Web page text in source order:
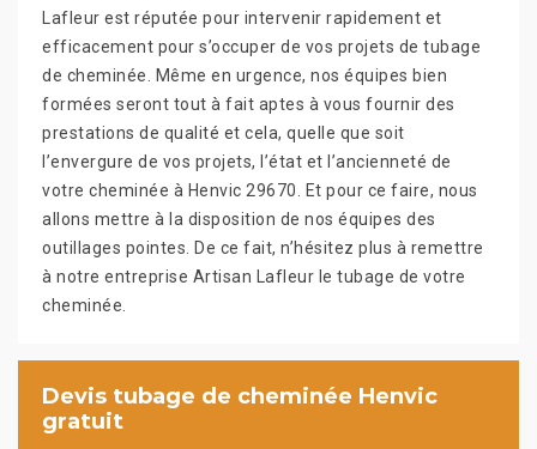
Lafleur est réputée pour intervenir rapidement et
efficacement pour s’occuper de vos projets de tubage
de cheminée. Même en urgence, nos équipes bien
formées seront tout à fait aptes à vous fournir des
prestations de qualité et cela, quelle que soit
l’envergure de vos projets, l’état et l’ancienneté de
votre cheminée à Henvic 29670. Et pour ce faire, nous
allons mettre à la disposition de nos équipes des
outillages pointes. De ce fait, n’hésitez plus à remettre
à notre entreprise Artisan Lafleur le tubage de votre
cheminée.
Devis tubage de cheminée Henvic
gratuit